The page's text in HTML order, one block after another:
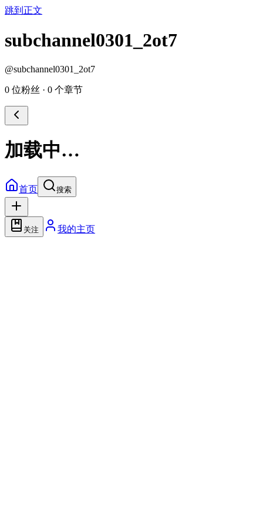
跳到正文
subchannel0301_2ot7
@subchannel0301_2ot7
0 位粉丝 · 0 个章节
加载中…
首页 搜索
关注 我的主页